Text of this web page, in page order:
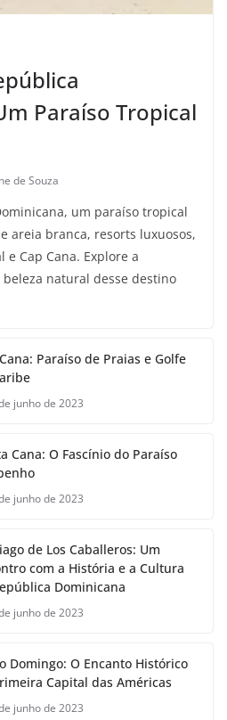
Paraíso Tropical
de Souza
um paraíso tropical
areia branca, resorts luxuosos,
e Cap Cana. Explore a
natural desse destino
Paraíso de Praias e Golfe
junho de 2023
Cana: O Fascínio do Paraíso
junho de 2023
de Los Caballeros: Um
com a História e a Cultura
Dominicana
junho de 2023
Domingo: O Encanto Histórico
Capital das Américas
junho de 2023